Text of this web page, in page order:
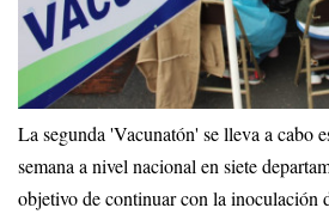
La segunda 'Vacunatón' se lleva a cabo
semana a nivel nacional en siete
objetivo de continuar con la inoculación